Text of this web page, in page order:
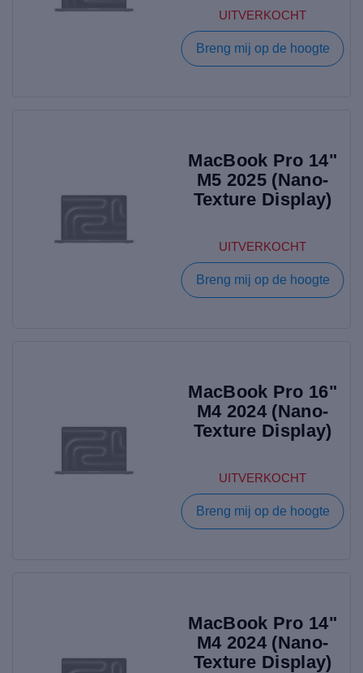
UITVERKOCHT
Breng mij op de hoogte
MacBook Pro 14"
M5 2025 (Nano-
Texture Display)
UITVERKOCHT
Breng mij op de hoogte
MacBook Pro 16"
M4 2024 (Nano-
Texture Display)
UITVERKOCHT
Breng mij op de hoogte
MacBook Pro 14"
M4 2024 (Nano-
Texture Display)